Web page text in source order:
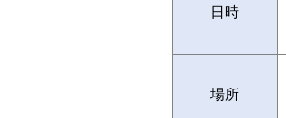
日時
場所